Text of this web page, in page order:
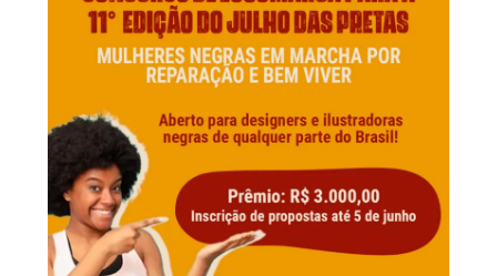
Dúvidas frequentes
Contatos
n
s
t
a
g
r
a
m
a
c
b
o
o
o
u
u
b
e